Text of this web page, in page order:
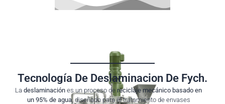
Tecnología De Deslaminacion De Fych.
Ladeslaminación es un proceso dereciclaje mecánico basado en
un 95% de agua , diseñado para el tratamiento de envases